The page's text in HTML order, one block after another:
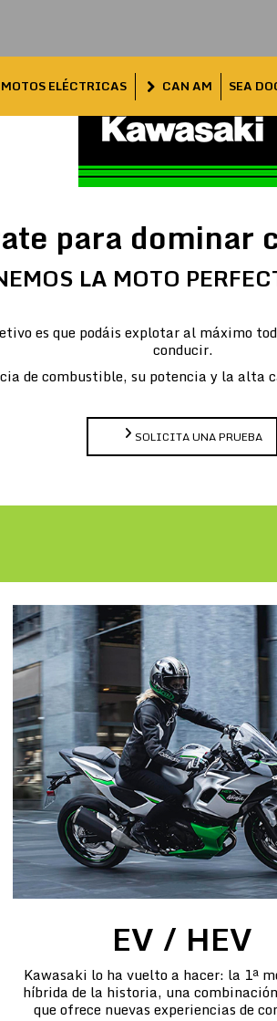
MOTOS ELÉCTRICAS CAN AM SEA
para dominar
LA MOTO
es que podáis explotar al máximo
conducir.
de combustible, su potencia y la alta
SOLICITA UNA PRUEBA
EV / HEV
Kawasaki lo ha vuelto a hacer: la 1ª
híbrida de la historia, una
que ofrece nuevas experiencias de